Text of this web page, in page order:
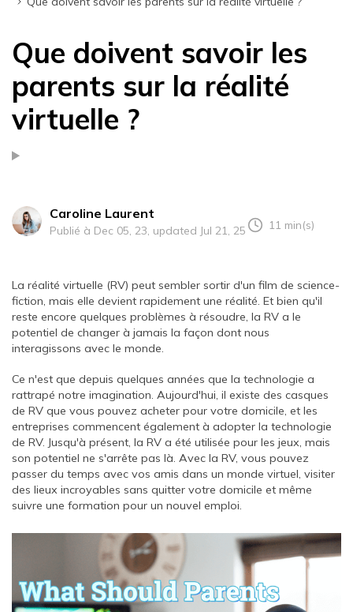
Que doivent savoir les
parents sur la réalité
virtuelle ?
Caroline Laurent
Publié à Dec 05, 23, updated Jul 21, 25 11 min(s)
La réalité virtuelle (RV) peut sembler sortir d'un film de science-
fiction, mais elle devient rapidement une réalité. Et bien qu'il
reste encore quelques problèmes à résoudre, la RV a le
potentiel de changer à jamais la façon dont nous
interagissons avec le monde.
Ce n'est que depuis quelques années que la technologie a
rattrapé notre imagination. Aujourd'hui, il existe des casques
de RV que vous pouvez acheter pour votre domicile, et les
entreprises commencent également à adopter la technologie
de RV. Jusqu'à présent, la RV a été utilisée pour les jeux, mais
son potentiel ne s'arrête pas là. Avec la RV, vous pouvez
passer du temps avec vos amis dans un monde virtuel, visiter
des lieux incroyables sans quitter votre domicile et même
suivre une formation pour un nouvel emploi.